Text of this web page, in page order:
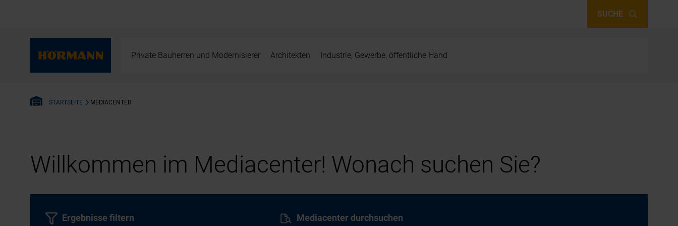
SUCHE
Private Bauherren und Modernisierer Architekten Industrie, Gewerbe, öffentliche Hand
STARTSEITE MEDIACENTER
Willkommen im Mediacenter! Wonach suchen Sie?
Mediacenter durchsuchen
Ergebnisse filtern